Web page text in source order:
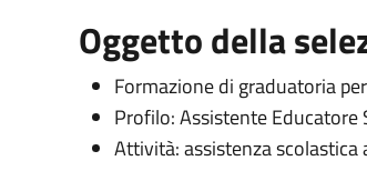
Oggetto della
Formazione di graduatoria
Profilo: Assistente Educatore
Attività: assistenza